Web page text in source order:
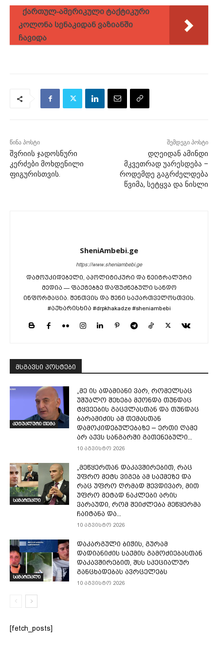
ქართულ-ამერიკული ტაქტიკური
კოლონა სენაკიდან ვაზიანში
ჩავიდა
წინა პოსტი
შვრიის ჯადოსნური
კერძები მოხდენილი
ფიგურისთვის.
შემდეგი პოსტი
დღეიდან ამინდი
მკვეთრად უარესდება –
როდემდე გაგრძელდება
წვიმა, სეტყვა და ნისლი
SheniAmbebi.ge
https://www.sheniambebi.ge
დამოუკიდებელი, აპოლიტიკური და ნეიტრალური
მედია — ფაქტებზე დაფუძნებული სანდო
ინფორმაცია. შენთვის და შენი საქართველოსთვის.
#აქხარისხია #drpkhakadze #sheniambebi
მსგავსი პოსტები
აქტუალური თემა
„მე ის ადამიანი ვარ, რომელსაც
უშუალო შეხება მქონდა თუნდაც
ტყვეების გაცვლასთან და თუნდაც
ბარამიძის ამ თემასთან
დამოკიდებულებაზე – ერთი ღამე
არ აქვს სანგარში გათენებული...
10 აგვისტო 2026
სამართალი
„მეწყერთან დაკავშირებით, რაც
უფრო მეტს ვიგებ ამ საქმეზე და
რაც უფრო ღრმად შევდივარ, მით
უფრო მეტად ნაკლები არის
ვარაუდი, რომ შეიძლება მეწყერმა
ჩაიტანა და...
10 აგვისტო 2026
სამართალი
დაკარგული ბიჭის, გურამ
დადიანიძის საქმის გამოძიებასთან
დაკავშირებით, შსს სპეციალურ
განცხადებას ავრცელებს
10 აგვისტო 2026
[fetch_posts]